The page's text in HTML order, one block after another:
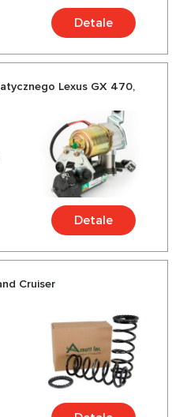
Detale
Lexus GX 470,
Detale
Cruiser